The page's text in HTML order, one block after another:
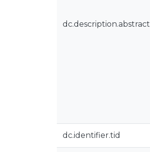
dc.description.abstract
dc.identifier.tid